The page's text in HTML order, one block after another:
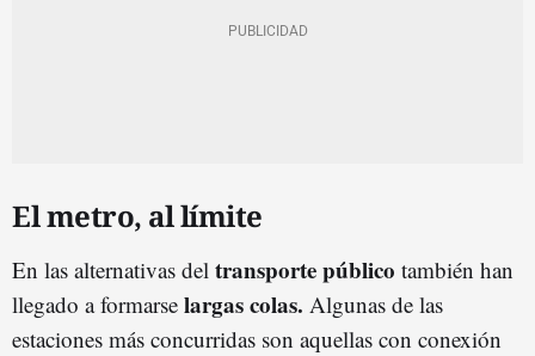
El metro, al límite
En las alternativas del transporte público también han
llegado a formarse largas colas. Algunas de las
estaciones más concurridas son aquellas con conexión